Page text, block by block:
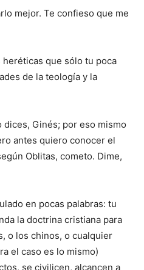
mejor. Te confieso que me
que sólo tu poca
de la teología y la
dices, Ginés; por eso mismo
antes quiero conocer el
Oblitas, cometo. Dime,
en pocas palabras: tu
la doctrina cristiana para
o los chinos, o cualquier
el caso es lo mismo)
se civilicen, alcancen a